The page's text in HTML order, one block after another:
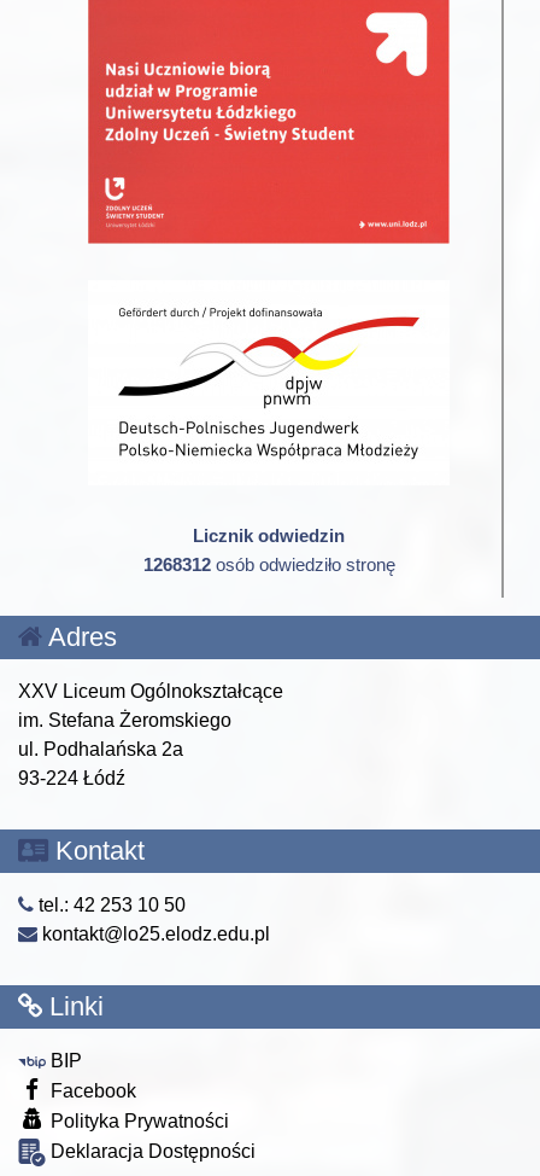
Licznik odwiedzin
1268312osób odwiedziło stronę
Adres
XXV Liceum Ogólnokształcące
im. Stefana Żeromskiego
ul. Podhalańska 2a
93-224 Łódź
Kontakt
tel.: 42 253 10 50
kontakt@lo25.elodz.edu.pl
Linki
BIP
Facebook
Polityka Prywatności
Deklaracja Dostępności